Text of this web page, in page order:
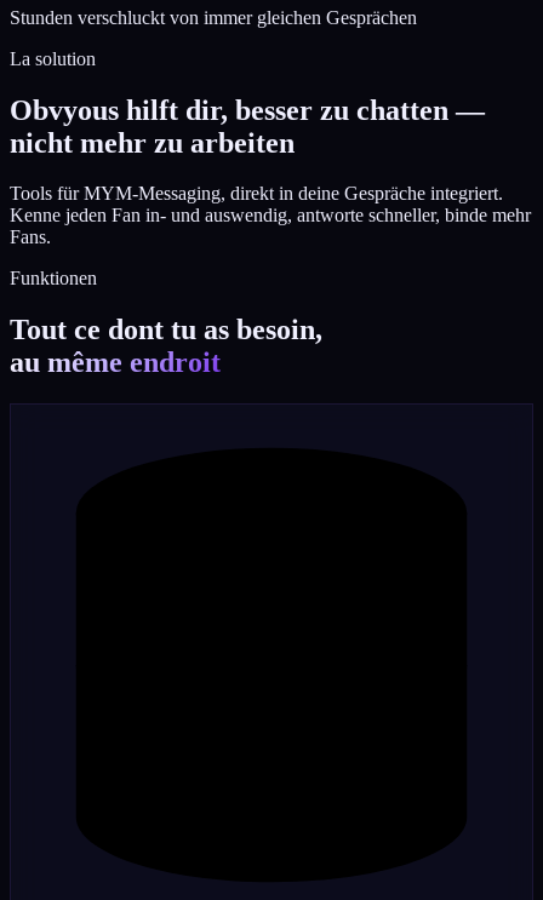
Stunden verschluckt von immer gleichen Gesprächen
La solution
Obvyous hilft dir, besser zu chatten —
nicht mehr zu arbeiten
Tools für MYM-Messaging, direkt in deine Gespräche integriert.
Kenne jeden Fan in- und auswendig, antworte schneller, binde mehr
Fans.
Funktionen
Tout ce dont tu as besoin,
au même endroit